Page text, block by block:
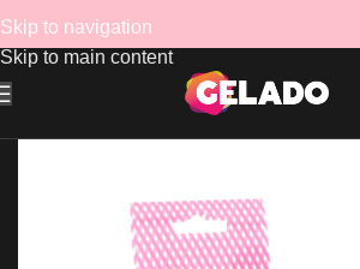
Skip to navigation
Skip to main content